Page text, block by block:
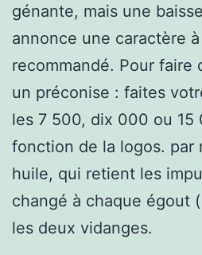
génante, mais une
annonce une caractère
recommandé. Pour faire
un préconise : faites
les 7 500, dix 000 ou 15
fonction de la logos. par
huile, qui retient les
changé à chaque égout
les deux vidanges.